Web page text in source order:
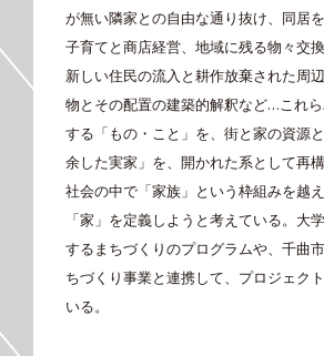
が無い隣家との自由な通り抜け、同居
子育てと商店経営、地域に残る物々交換
新しい住民の流入と耕作放棄された周
物とその配置の建築的解釈など…これ
する「もの・こと」を、街と家の資源
余した実家」を、開かれた系として再
社会の中で「家族」という枠組みを越
「家」を定義しようと考えている。大
するまちづくりのプログラムや、千曲
ちづくり事業と連携して、プロジェク
いる。